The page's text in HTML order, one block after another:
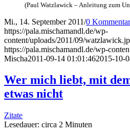
(Paul Watz­la­wick – Anlei­tung zum
Mi., 14. September 2011/0
https://pala.mischamandl.de/wp-
content/uploads/2011/09/
https://pala.mischamandl.de/wp-
Mischa2011-09-14 01:01:462015-10-
Wer mich liebt, mit
etwas nicht
Zitate
Lese­dau­er: cir­ca 2 Minu­ten